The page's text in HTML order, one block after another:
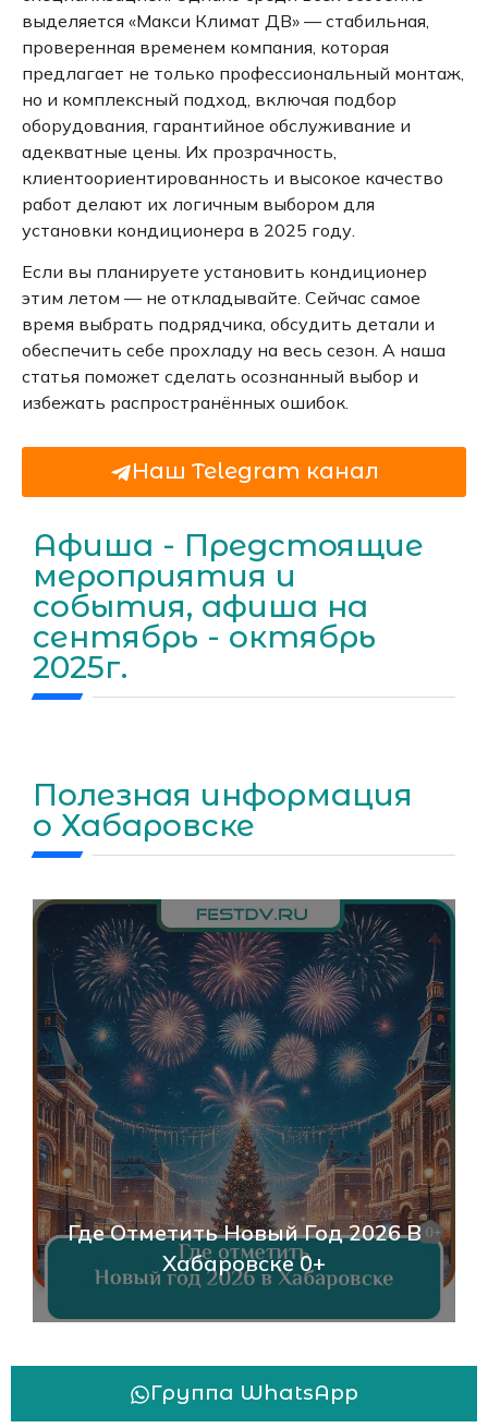
выделяется «Макси Климат ДВ» — стабильная,
проверенная временем компания, которая
предлагает не только профессиональный монтаж,
но и комплексный подход, включая подбор
оборудования, гарантийное обслуживание и
адекватные цены. Их прозрачность,
клиентоориентированность и высокое качество
работ делают их логичным выбором для
установки кондиционера в 2025 году.
Если вы планируете установить кондиционер
этим летом — не откладывайте. Сейчас самое
время выбрать подрядчика, обсудить детали и
обеспечить себе прохладу на весь сезон. А наша
статья поможет сделать осознанный выбор и
избежать распространённых ошибок.
Наш Telegram канал
Афиша - Предстоящие
мероприятия и
события, афиша на
сентябрь - октябрь
2025г.
Полезная информация
о Хабаровске
Где Отметить Новый Год 2026 В
Хабаровске 0+
Группа WhatsApp